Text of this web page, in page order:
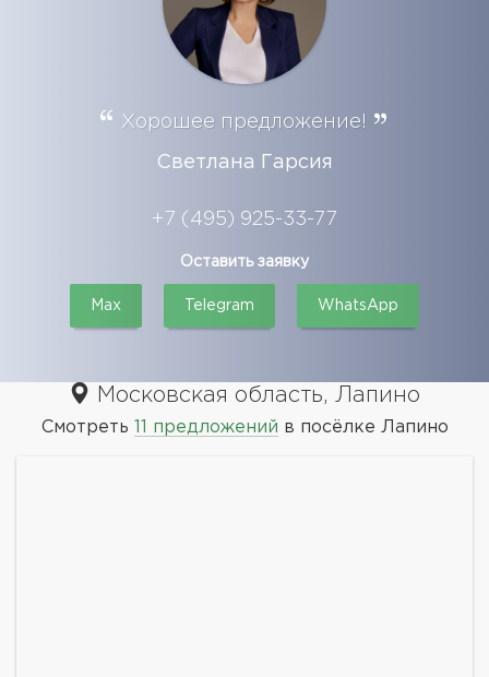
Хорошее предложение!
Светлана Гарсия
+7 (495) 925-33-77
Оставить заявку
Max Telegram WhatsApp
Московская область, Лапино
Смотреть 11 предложений в посёлке Лапино